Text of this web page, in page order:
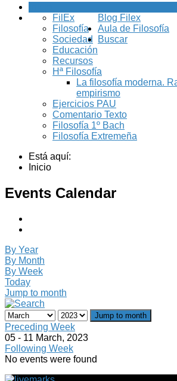
Blog Filex
FilEx
Filosofía
Sociedad
Educación
Recursos
Aula de Filosofía
Hª Filosofía
La filosofía moderna.
empirismo
Ejercicios PAU
Comentario Texto
Filosofía 1º Bach
Filosofía Extremeña
Buscar
Está aquí:
Inicio
Events Calendar
By Year
By Month
By Week
Today
Jump to month
Jump to month
Preceding Week
05 - 11 March, 2023
Following Week
No events were found